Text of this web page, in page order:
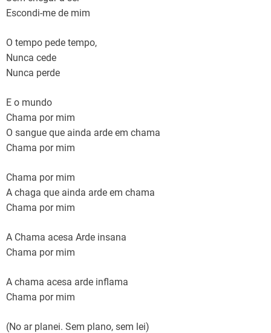
Escondi-me de mim
O tempo pede tempo,
Nunca cede
Nunca perde
E o mundo
Chama por mim
O sangue que ainda arde em chama
Chama por mim
Chama por mim
A chaga que ainda arde em chama
Chama por mim
A Chama acesa Arde insana
Chama por mim
A chama acesa arde inflama
Chama por mim
(No ar planei. Sem plano, sem lei)